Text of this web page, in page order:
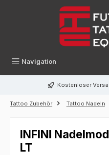
Navigation
Kostenloser
Tattoo Zubehör Tattoo Nadeln
INFINI
LT